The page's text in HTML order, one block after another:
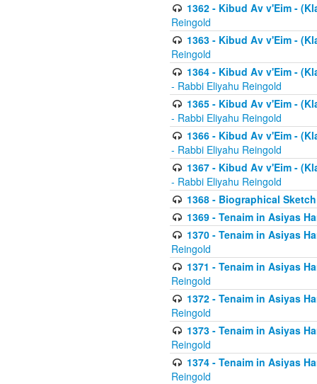
1362 - Kibud Av v'Eim -
Reingold
1363 - Kibud Av v'Eim -
Reingold
1364 - Kibud Av v'Eim -
- Rabbi Eliyahu Reingold
1365 - Kibud Av v'Eim -
- Rabbi Eliyahu Reingold
1366 - Kibud Av v'Eim -
- Rabbi Eliyahu Reingold
1367 - Kibud Av v'Eim -
- Rabbi Eliyahu Reingold
1368 - Biographical
1369 - Tenaim in Asiyas
1370 - Tenaim in Asiyas
Reingold
1371 - Tenaim in Asiyas
Reingold
1372 - Tenaim in Asiyas
Reingold
1373 - Tenaim in Asiyas
Reingold
1374 - Tenaim in Asiyas
Reingold